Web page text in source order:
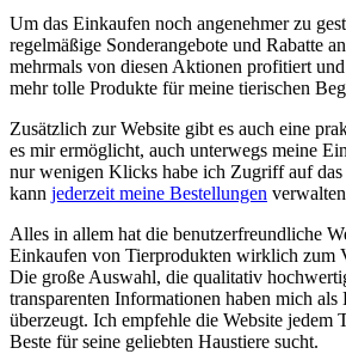
Um ⁤das Einkaufen noch angenehmer zu
regelmäßige Sonderangebote ‌und Rabatte
mehrmals von diesen Aktionen profitiert
mehr tolle Produkte für meine tierischen
Zusätzlich zur⁣ Website ⁣gibt es auch eine
es mir‌ ermöglicht, auch unterwegs meine⁣
nur wenigen Klicks habe ich Zugriff⁣ auf das‍
kann jederzeit meine Bestellungen
Alles ⁣in allem⁣ hat die benutzerfreundliche
Einkaufen von Tierprodukten wirklich zum
Die große⁣ Auswahl, die qualitativ
‍transparenten ⁤Informationen haben mich
überzeugt. Ich empfehle die‍ Website ⁤jedem
Beste für seine geliebten Haustiere sucht.